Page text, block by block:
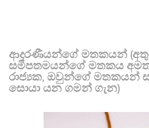
ආදරණීයන්ගේ මතකයන්
සමීපතමයන්ගේ මතකය
රාජ්‍යක, ඔවුන්ගේ මතකයන්
සොයා යන ගමන් ගැන)